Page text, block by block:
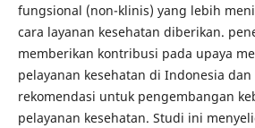
fungsional (non-klinis) yang lebih
cara layanan kesehatan diberikan.
memberikan kontribusi pada upaya
pelayanan kesehatan di Indonesia
rekomendasi untuk pengembangan
pelayanan kesehatan. Studi ini